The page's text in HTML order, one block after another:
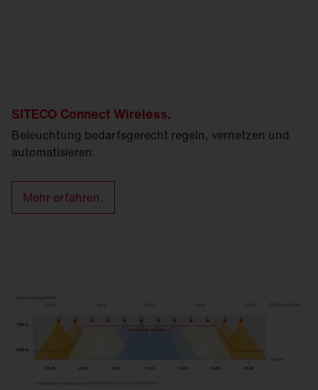
SITECO Connect Wireless.
Beleuchtung bedarfsgerecht regeln, vernetzen und
automatisieren.
Mehr erfahren.